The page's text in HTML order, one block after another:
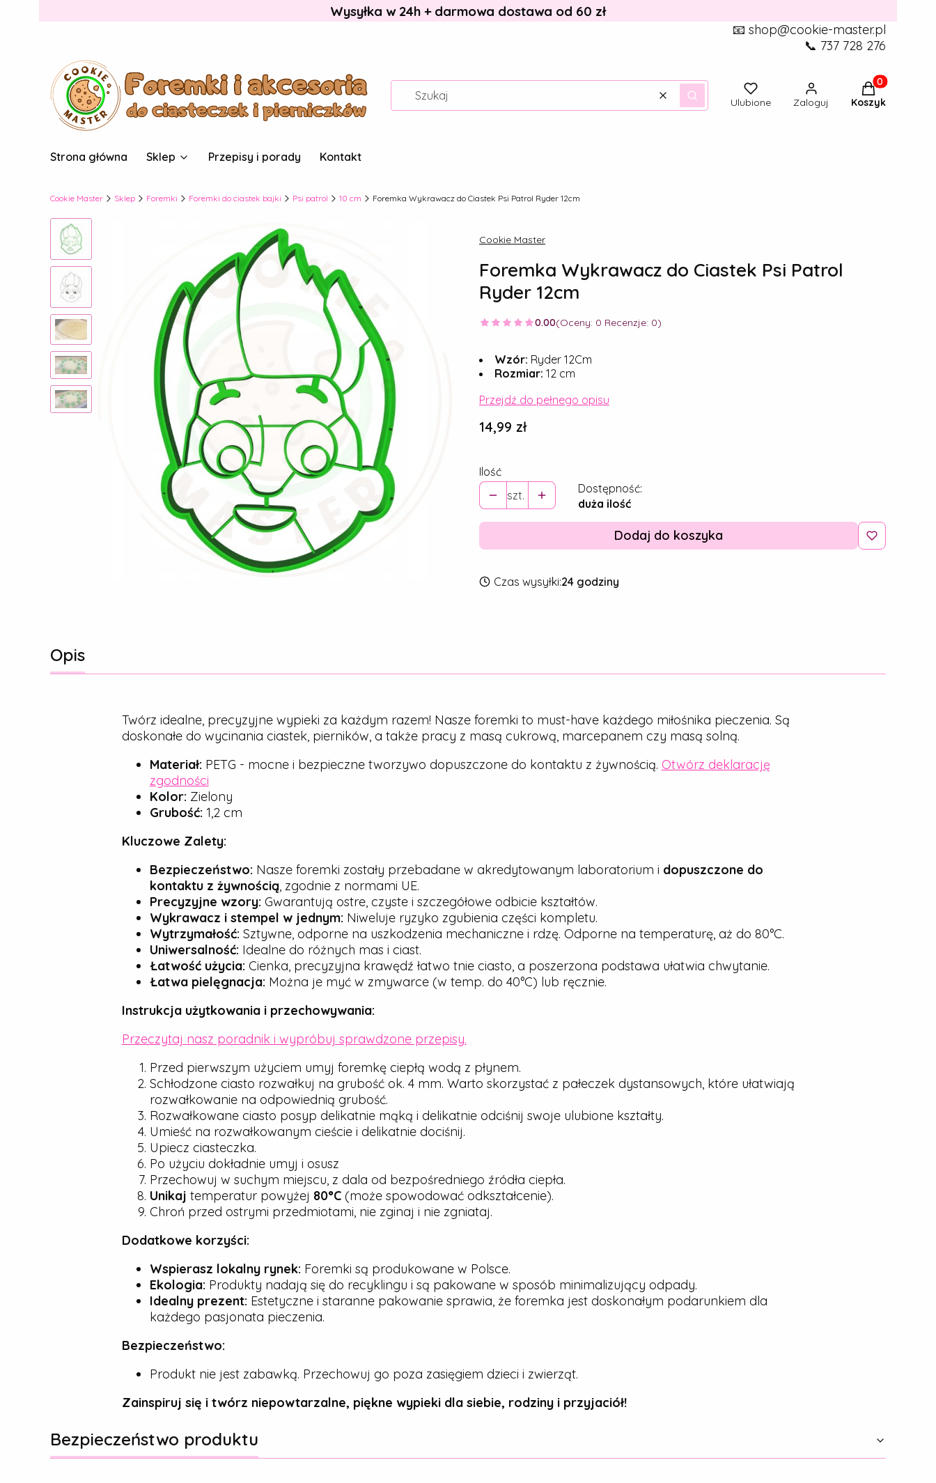
Wysyłka w 24h + darmowa dostawa od 60 zł
📧 shop@cookie-master.pl
📞 737 728 276
WyczyśćSzukaj Ulubione Zaloguj
Produkty w
Koszyk
Strona główna Sklep Przepisy i porady Kontakt
Cookie Master Sklep Foremki Foremki do ciastek bajki Psi patrol 10 cm Foremka Wykrawacz do Ciastek Psi Patrol Ryder 12cm
Cookie Master
Foremka Wykrawacz do Ciastek Psi Patrol
Ryder 12cm
0.00(Oceny: 0 Recenzje: 0)
Wzór: Ryder 12Cm
Rozmiar: 12 cm
Przejdź do pełnego opisu
Cena
14,99 zł
Ilość
szt.
Dostępność:
duża ilość
Dodaj do koszyka
Czas wysyłki:24 godziny
Opis
Twórz idealne, precyzyjne wypieki za każdym razem! Nasze foremki to must-have każdego miłośnika pieczenia. Są
doskonałe do wycinania ciastek, pierników, a także pracy z masą cukrową, marcepanem czy masą solną.
Materiał: PETG - mocne i bezpieczne tworzywo dopuszczone do kontaktu z żywnością. Otwórz deklarację
zgodności
Kolor: Zielony
Grubość: 1,2 cm
Kluczowe Zalety:
Bezpieczeństwo: Nasze foremki zostały przebadane w akredytowanym laboratorium i dopuszczone do
kontaktu z żywnością, zgodnie z normami UE.
Precyzyjne wzory: Gwarantują ostre, czyste i szczegółowe odbicie kształtów.
Wykrawacz i stempel w jednym: Niweluje ryzyko zgubienia części kompletu.
Wytrzymałość: Sztywne, odporne na uszkodzenia mechaniczne i rdzę. Odporne na temperaturę, aż do 80°C.
Uniwersalność: Idealne do różnych mas i ciast.
Łatwość użycia: Cienka, precyzyjna krawędź łatwo tnie ciasto, a poszerzona podstawa ułatwia chwytanie.
Łatwa pielęgnacja: Można je myć w zmywarce (w temp. do 40°C) lub ręcznie.
Instrukcja użytkowania i przechowywania:
Przeczytaj nasz poradnik i wypróbuj sprawdzone przepisy.
Przed pierwszym użyciem umyj foremkę ciepłą wodą z płynem.
Schłodzone ciasto rozwałkuj na grubość ok. 4 mm. Warto skorzystać z pałeczek dystansowych, które ułatwiają
rozwałkowanie na odpowiednią grubość.
Rozwałkowane ciasto posyp delikatnie mąką i delikatnie odciśnij swoje ulubione kształty.
Umieść na rozwałkowanym cieście i delikatnie dociśnij.
Upiecz ciasteczka.
Po użyciu dokładnie umyj i osusz
Przechowuj w suchym miejscu, z dala od bezpośredniego źródła ciepła.
Unikaj temperatur powyżej 80°C(może spowodować odkształcenie).
Chroń przed ostrymi przedmiotami, nie zginaj i nie zgniataj.
Dodatkowe korzyści:
Wspierasz lokalny rynek: Foremki są produkowane w Polsce.
Ekologia: Produkty nadają się do recyklingu i są pakowane w sposób minimalizujący odpady.
Idealny prezent: Estetyczne i staranne pakowanie sprawia, że foremka jest doskonałym podarunkiem dla
każdego pasjonata pieczenia.
Bezpieczeństwo:
Produkt nie jest zabawką. Przechowuj go poza zasięgiem dzieci i zwierząt.
Zainspiruj się i twórz niepowtarzalne, piękne wypieki dla siebie, rodziny i przyjaciół!
Bezpieczeństwo produktu